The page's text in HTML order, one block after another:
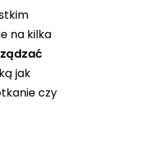
na kilka
jak
czy